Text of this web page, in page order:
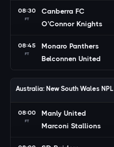
08:30
FT
Canberra FC
O'Connor Knights
08:45
FT
Monaro Panthers
Belconnen United
Australia: New South Wales NPL
08:00
FT
Manly United
Marconi Stallions